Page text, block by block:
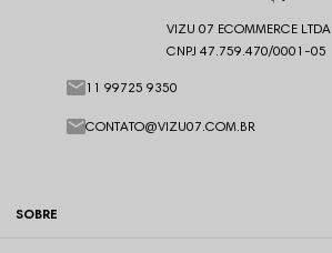
SOBRE
VIZU 07 ECOMMERCE LTDA
CNPJ 47.759.470/0001-05
11 99725 9350
CONTATO@VIZU07.COM.BR